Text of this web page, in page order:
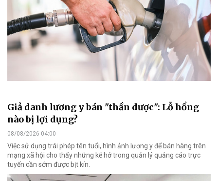
Giả danh lương y bán "thần dược": Lỗ hổng
nào bị lợi dụng?
08/08/2026 04:00
Việc sử dụng trái phép tên tuổi, hình ảnh lương y để bán hàng trên
mạng xã hội cho thấy những kẽ hở trong quản lý quảng cáo trực
tuyến cần sớm được bịt kín.